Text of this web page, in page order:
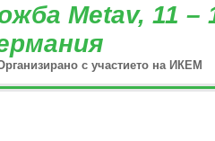
Metav, 11 –
с участието на ИКЕМ